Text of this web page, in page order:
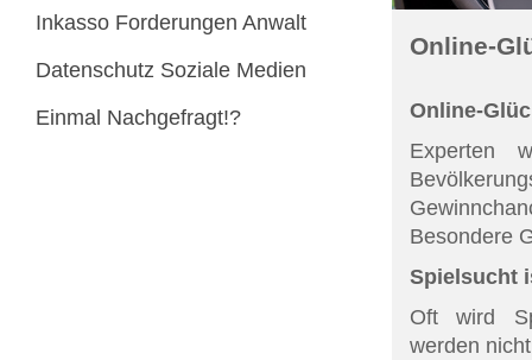
Inkasso Forderungen Anwalt
Datenschutz Soziale Medien
Einmal Nachgefragt!?
Online-
Online-
Experten
Besondere
Spielsucht
Oft wird
werden